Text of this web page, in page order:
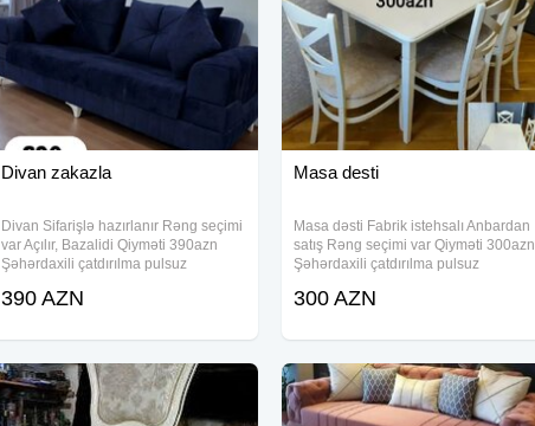
Divan zakazla
Divan Sifarişlə hazırlanır Rəng seçimi
var Açılır, Bazalidi Qiyməti 390azn
Şəhərdaxili çatdırılma pulsuz
390 AZN
Masa desti
Masa dəsti Fabrik istehsalı Anbardan
satış Rəng seçimi var Qiyməti 300azn
Şəhərdaxili çatdırılma pulsuz
300 AZN